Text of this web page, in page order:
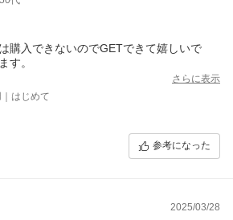
購入できないのでGETできて嬉しいで
す。
さらに表示
はじめて
参考になった
2025/03/28